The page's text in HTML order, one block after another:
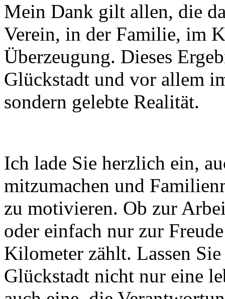
Mein Dank gilt allen, die
Verein, in der Familie, im
Überzeugung. Dieses
Glückstadt und vor allem
sondern gelebte Realität.
Ich lade Sie herzlich ein,
mitzumachen und
zu motivieren. Ob zur
oder einfach nur zur
Kilometer zählt. Lassen
Glückstadt nicht nur eine